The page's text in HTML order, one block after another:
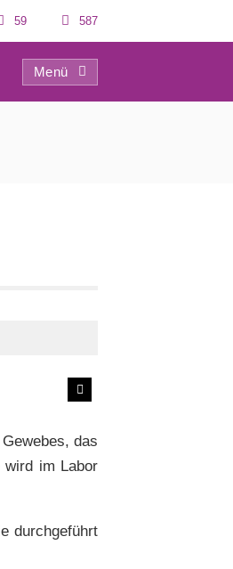
59 587
Menü
das
wird im Labor
durchgeführt